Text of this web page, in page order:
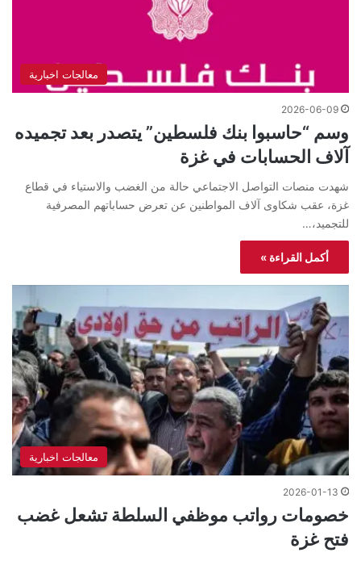
معالجات اخبارية
2026-06-09
وسم “حاسبوا بنك فلسطين” يتصدر بعد تجميده
آلاف الحسابات في غزة
شهدت منصات التواصل الاجتماعي حالة من الغضب والاستياء في قطاع
غزة، عقب شكاوى آلاف المواطنين عن تعرض حساباتهم المصرفية
للتجميد،…
أكمل القراءة »
معالجات اخبارية
2026-01-13
خصومات رواتب موظفي السلطة تشعل غضب
فتح غزة